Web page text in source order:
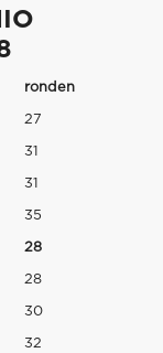
ronden
27
31
31
35
28
28
30
32